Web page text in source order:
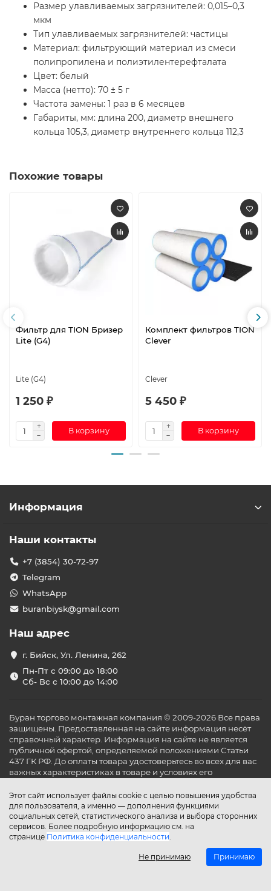
Размер улавливаемых загрязнителей: 0,015–0,3
мкм
Тип улавливаемых загрязнителей: частицы
Материал: фильтрующий материал из смеси
полипропилена и полиэтилентерефталата
Цвет: белый
Масса (нетто): 70 ± 5 г
Частота замены: 1 раз в 6 месяцев
Габариты, мм: длина 200, диаметр внешнего
кольца 105,3, диаметр внутреннего кольца 112,3
Похожие товары
Фильтр для TION Бризер
Lite (G4)
Lite (G4)
1 250 ₽
В корзину
Комплект фильтров TION
Clever
Clever
5 450 ₽
В корзину
Этот сайт использует файлы cookie с целью повышения удобства
для пользователя, а именно — дополнения функциями
социальных сетей, статистического анализа и выбора сторонних
сервисов. Более подробную информацию см. на
странице Политика конфиденциальности.
Не принимаю Принимаю
Информация
Наши контакты
+7 (3854) 30-72-97
Telegram
WhatsApp
buranbiysk@gmail.com
Наш адрес
г. Бийск, Ул. Ленина, 262
Пн-Пт с 09:00 до 18:00
Сб- Вс с 10:00 до 14:00
Буран торгово монтажная компания © 2009-2026 Все права
защищены. Предоставленная на сайте информация несёт
справочный характер. Информация на сайте не является
публичной офертой, определяемой положениями Статьи
437 ГК РФ. До оплаты товара удостоверьтесь во всех для вас
важных характеристиках в товаре и условиях его